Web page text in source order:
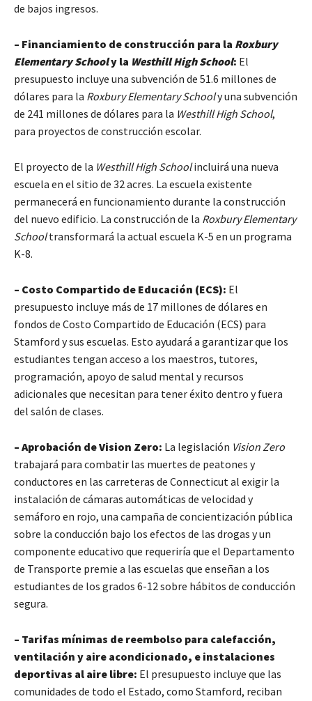
de bajos ingresos.
– Financiamiento de construcción para la Roxbury
Elementary Schooly la Westhill High School: El
presupuesto incluye una subvención de 51.6 millones de
dólares para la Roxbury Elementary Schooly una subvención
de 241 millones de dólares para la Westhill High School,
para proyectos de construcción escolar.
El proyecto de la Westhill High Schoolincluirá una nueva
escuela en el sitio de 32 acres. La escuela existente
permanecerá en funcionamiento durante la construcción
del nuevo edificio. La construcción de la Roxbury Elementary
Schooltransformará la actual escuela K-5 en un programa
K-8.
– Costo Compartido de Educación (ECS): El
presupuesto incluye más de 17 millones de dólares en
fondos de Costo Compartido de Educación (ECS) para
Stamford y sus escuelas. Esto ayudará a garantizar que los
estudiantes tengan acceso a los maestros, tutores,
programación, apoyo de salud mental y recursos
adicionales que necesitan para tener éxito dentro y fuera
del salón de clases.
– Aprobación de Vision Zero: La legislación Vision Zero
trabajará para combatir las muertes de peatones y
conductores en las carreteras de Connecticut al exigir la
instalación de cámaras automáticas de velocidad y
semáforo en rojo, una campaña de concientización pública
sobre la conducción bajo los efectos de las drogas y un
componente educativo que requeriría que el Departamento
de Transporte premie a las escuelas que enseñan a los
estudiantes de los grados 6-12 sobre hábitos de conducción
segura.
– Tarifas mínimas de reembolso para calefacción,
ventilación y aire acondicionado, e instalaciones
deportivas al aire libre: El presupuesto incluye que las
comunidades de todo el Estado, como Stamford, reciban